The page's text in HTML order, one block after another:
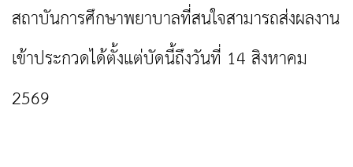
สถาบันการศึกษาพยาบาลที่สนใจสามารถส่งผลงาน
เข้าประกวดได้ตั้งแต่บัดนี้ถึงวันที่ 14 สิงหาคม
2569